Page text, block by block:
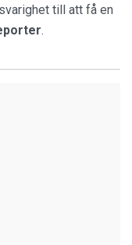
till att få en
.